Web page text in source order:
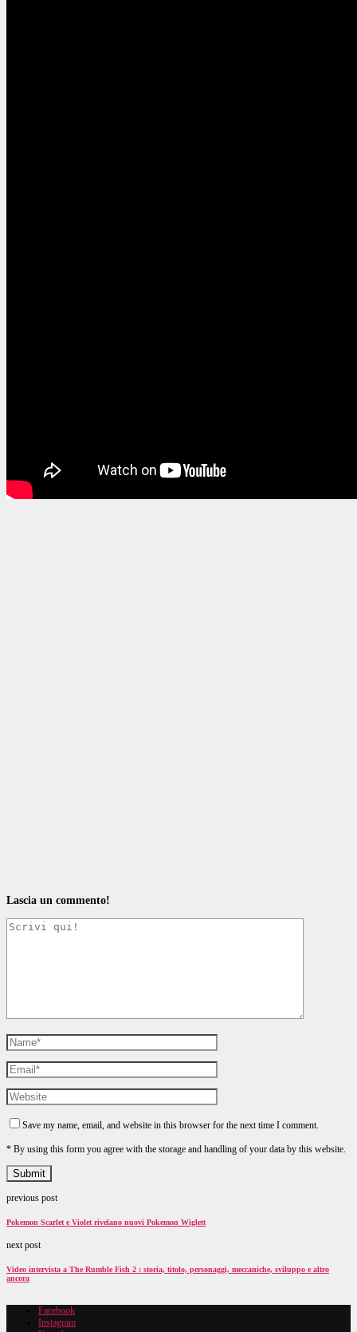
Lascia un commento!
Save my name, email, and website in this browser for the next time I comment.
* By using this form you agree with the storage and handling of your data by this website.
previous post
Pokemon Scarlet e Violet rivelano nuovi Pokemon Wiglett
next post
Video intervista a The Rumble Fish 2 : storia, titolo, personaggi, meccaniche, sviluppo e altro
ancora
Facebook
Instagram